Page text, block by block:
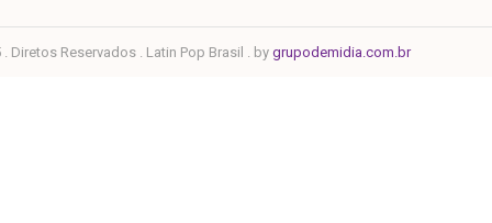
. Diretos Reservados . Latin Pop Brasil . by grupodemidia.com.br